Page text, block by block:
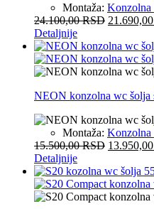
Montaža: Konzolna
24.100,00RSD 21.690,00
Detaljnije
NEON konzolna wc šolja
Montaža: Konzolna
15.500,00RSD 13.950,00
Detaljnije